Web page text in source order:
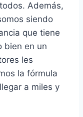
Además,
siendo
que tiene
bien en un
les
la fórmula
a miles y